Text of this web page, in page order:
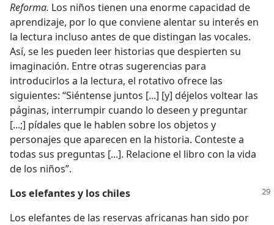
Reforma. Los niños tienen una enorme capacidad de
aprendizaje, por lo que conviene alentar su interés en
la lectura incluso antes de que distingan las vocales.
Así, se les pueden leer historias que despierten su
imaginación. Entre otras sugerencias para
introducirlos a la lectura, el rotativo ofrece las
siguientes: “Siéntense juntos [...] [y] déjelos voltear las
páginas, interrumpir cuando lo deseen y preguntar
[...;] pídales que le hablen sobre los objetos y
personajes que aparecen en la historia. Conteste a
todas sus preguntas [...]. Relacione el libro con la vida
de los niños”.
Los elefantes y los chiles
Los elefantes de las reservas africanas han sido por